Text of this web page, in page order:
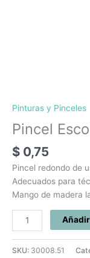
Pinturas y Pinceles
Pincel
$ 0,75
Pincel redondo de
Adecuados para
Mango de madera
SKU: 30008.51